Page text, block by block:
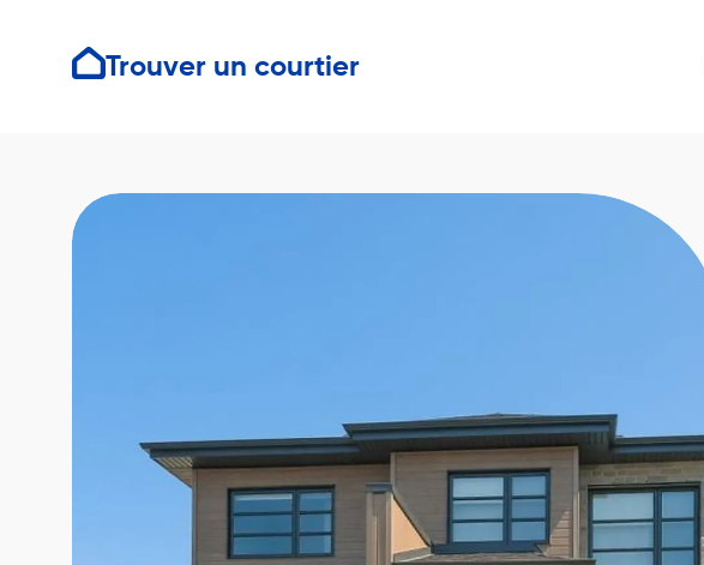
Trouver un courtier